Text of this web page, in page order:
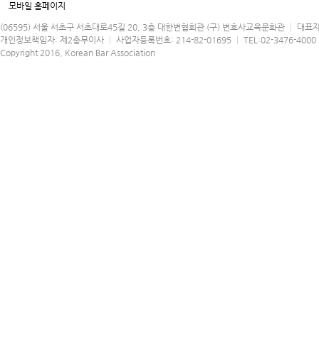
모바일 홈페이지
(06595) 서울 서초구 서초대로45길 20, 3층 대한변협회관 (구) 변호사교육문화관 │ 대표
개인정보책임자: 제2총무이사 │ 사업자등록번호: 214-82-01695 │ TEL:02-3476-
Copyright 2016, Korean Bar Association